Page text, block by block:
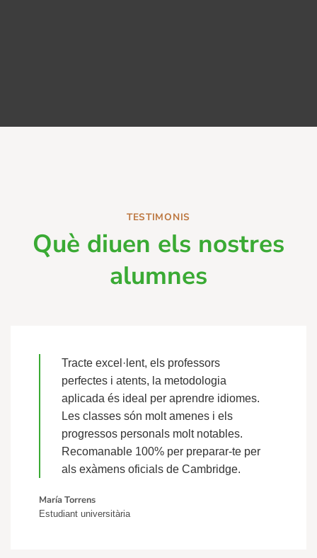
TESTIMONIS
Què diuen els nostres
alumnes
Tracte excel·lent, els professors
perfectes i atents, la metodologia
aplicada és ideal per aprendre idiomes.
Les classes són molt amenes i els
progressos personals molt notables.
Recomanable 100% per preparar-te per
als exàmens oficials de Cambridge.
María Torrens
Estudiant universitària